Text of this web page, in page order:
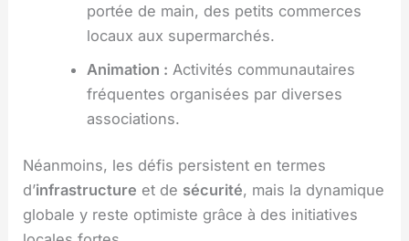
portée de main, des petits commerces
locaux aux supermarchés.
Animation : Activités communautaires
fréquentes organisées par diverses
associations.
Néanmoins, les défis persistent en termes
d’infrastructure et de sécurité, mais la dynamique
globale y reste optimiste grâce à des initiatives